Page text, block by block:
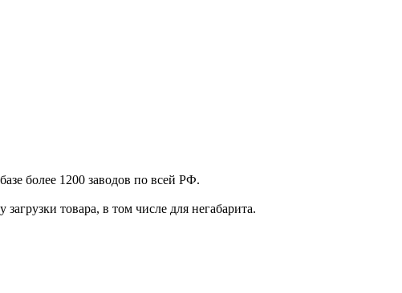
более 1200 заводов по всей РФ.
товара, в том числе для негабарита.